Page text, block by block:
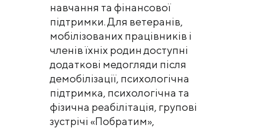
навчання та фінансової
підтримки. Для ветеранів,
мобілізованих працівників і
членів їхніх родин доступні
додаткові медогляди після
демобілізації, психологічна
підтримка, психологічна та
фізична реабілітація, групові
зустрічі «Побратим»,